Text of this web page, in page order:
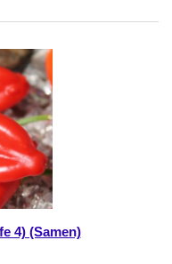
4) (Samen)